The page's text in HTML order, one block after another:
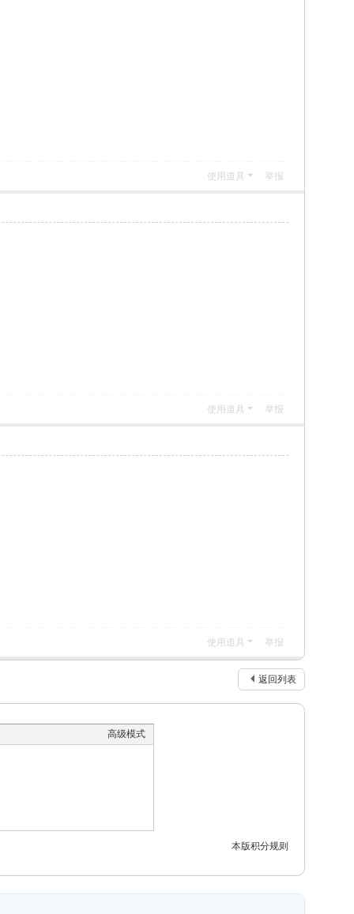
使用道具 举报
使用道具 举报
使用道具 举报
返回列表
高级模式
本版积分规则